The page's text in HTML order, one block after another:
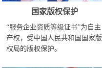
国家版权保护
“服务企业资质等级证书”为自主
产权，受中国人民共和国国家版
权局的版权保护。